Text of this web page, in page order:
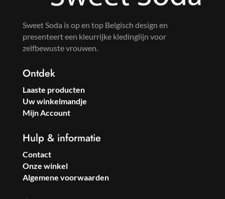
Sweet Soda is op en top Belgisch design en
presenteert een kleurrijke kledinglijn voor
zelfbewuste vrouwen.
Ontdek
Laaste producten
Uw winkelmandje
Mijn Account
Hulp & informatie
Contact
Onze winkel
Algemene voorwaarden